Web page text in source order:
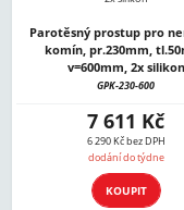
Parotěsný prostup pro
komín, pr.230mm,
v=600mm, 2x silikon
GPK-230-600
7 611 Kč
6 290 Kč bez DPH
dodání do týdne
KOUPIT